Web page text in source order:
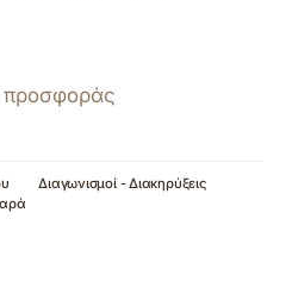
προσφοράς
Διαγωνισμοί - Διακηρύξεις